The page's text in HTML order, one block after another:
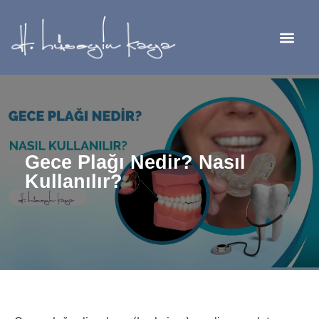
Gece Plağı Nedir? Nasıl
Kullanılır?